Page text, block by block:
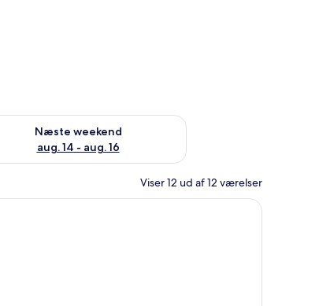
- aug. 9
Næste weekend
aug. 14 - aug. 16
for næste weekend aug. 14 - aug. 16
Viser 12 ud af 12 værelser